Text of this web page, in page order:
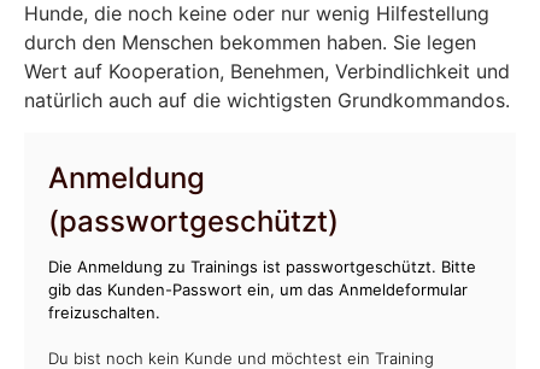
Hunde, die noch keine oder nur wenig Hilfestellung
durch den Menschen bekommen haben. Sie legen
Wert auf Kooperation, Benehmen, Verbindlichkeit und
natürlich auch auf die wichtigsten Grundkommandos.
Anmeldung
(passwortgeschützt)
Die Anmeldung zu Trainings ist passwortgeschützt. Bitte
gib das Kunden-Passwort ein, um das Anmeldeformular
freizuschalten.
Du bist noch kein Kunde und möchtest ein Training